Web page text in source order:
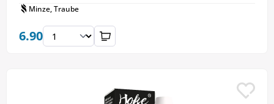
Minze, Traube
6.90